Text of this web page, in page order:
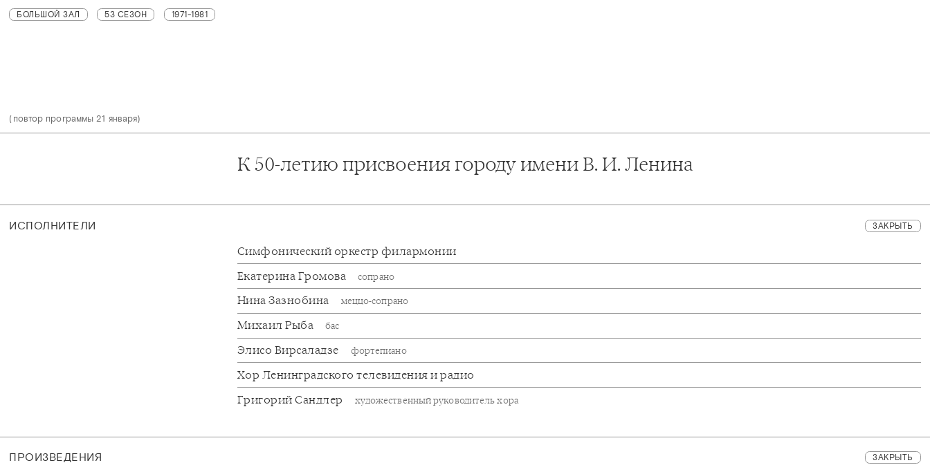
БОЛЬШОЙ ЗАЛ 53 СЕЗОН 1971-1981
(повтор программы 21 января)
К 50-летию присвоения городу имени В. И. Ленина
ИСПОЛНИТЕЛИ ЗАКРЫТЬ
Симфонический оркестр филармонии
Екатерина Громова
сопрано
Нина Зазнобина меццо-сопрано
Михаил Рыба бас
Элисо Вирсаладзе фортепиано
Хор Ленинградского телевидения и радио
Григорий Сандлер
художественный руководитель хора
ПРОИЗВЕДЕНИЯ ЗАКРЫТЬ